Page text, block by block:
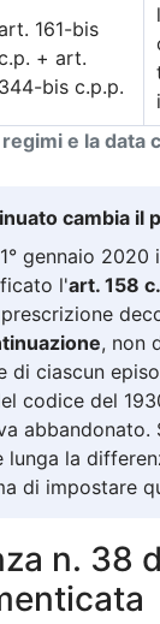
e la data
161-bis
+ art.
344-bis c.p.p.
cambia il
gennaio
l'art. 158
, non
di ciascun
codice del
abbandonato.
lunga la
di impostare
n. 38